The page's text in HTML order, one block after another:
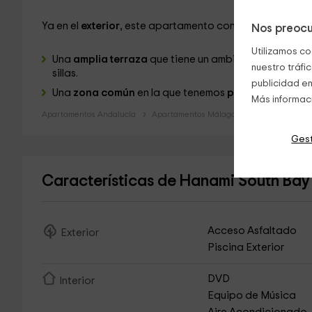
Nos
Utilizamos
nuestro
publicidad
Más
Ya en el exterior, este apartamento consta de:
Una amplia terraza que tiene un ambiente de
sillas.
Una zona común en la que tenemos piscina
Apartamentos Andalucía Apartamentos Málaga
Características de Hanami South
Exterior
Acceso Asfaltado
Piscina Exterior
Interior
DVD
Equipo de Música